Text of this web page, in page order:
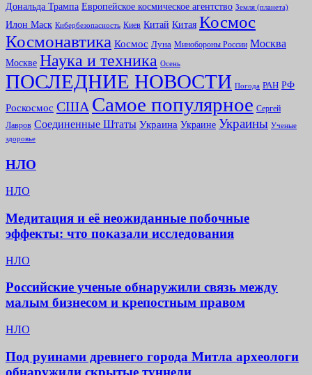
Дональда Трампа Европейское космическое агентство Земля (планета)
Илон Маск Кибербезопасность Киев Китай Китая Космоc
Космонавтика Космос Луна Минобороны России Москва
Москве Наука и техника Осень
ПОСЛЕДНИЕ НОВОСТИ Погода РАН РФ
Роскосмос США Самое популярное Сергей
Лавров Соединенные Штаты Украина Украине Украины Ученые
здоровье
НЛО
НЛО
Медитация и её неожиданные побочные
эффекты: что показали исследования
НЛО
Российские ученые обнаружили связь между
малым бизнесом и крепостным правом
НЛО
Под руинами древнего города Митла археологи
обнаружили скрытые туннели